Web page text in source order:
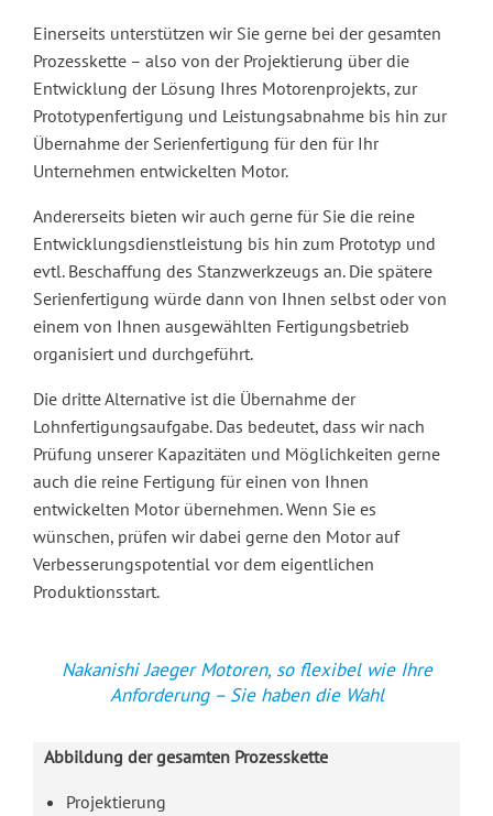
Einerseits unterstützen wir Sie gerne bei der gesamten
Prozesskette – also von der Projektierung über die
Entwicklung der Lösung Ihres Motorenprojekts, zur
Prototypenfertigung und Leistungsabnahme bis hin zur
Übernahme der Serienfertigung für den für Ihr
Unternehmen entwickelten Motor.
Andererseits bieten wir auch gerne für Sie die reine
Entwicklungsdienstleistung bis hin zum Prototyp und
evtl. Beschaffung des Stanzwerkzeugs an. Die spätere
Serienfertigung würde dann von Ihnen selbst oder von
einem von Ihnen ausgewählten Fertigungsbetrieb
organisiert und durchgeführt.
Die dritte Alternative ist die Übernahme der
Lohnfertigungsaufgabe. Das bedeutet, dass wir nach
Prüfung unserer Kapazitäten und Möglichkeiten gerne
auch die reine Fertigung für einen von Ihnen
entwickelten Motor übernehmen. Wenn Sie es
wünschen, prüfen wir dabei gerne den Motor auf
Verbesserungspotential vor dem eigentlichen
Produktionsstart.
Nakanishi Jaeger Motoren, so flexibel wie Ihre
Anforderung – Sie haben die Wahl
Abbildung der gesamten Prozesskette
Projektierung